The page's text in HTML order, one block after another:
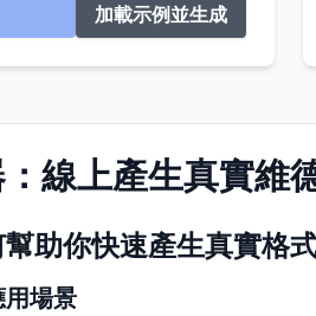
加載示例並生成
線上產生真實維
助你快速產生真實格
場景